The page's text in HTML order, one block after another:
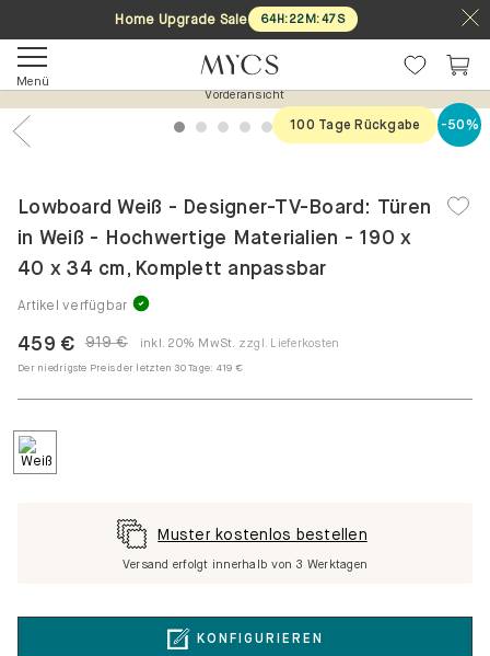
Home Upgrade Sale 64H:22M: 47S
Menü
Vorderansicht
1 2 3 4 5 6 7
100 Tage Rückgabe -50%
Lowboard Weiß - Designer-TV-Board: Türen
in Weiß - Hochwertige Materialien - 190 x
40 x 34 cm, Komplett anpassbar
Artikel verfügbar
919 €
459 € inkl. 20% MwSt. zzgl. Lieferkosten
Der niedrigste Preis der letzten 30 Tage: 419 €
KONFIGURIEREN
Muster kostenlos bestellen
Versand erfolgt innerhalb von 3 Werktagen